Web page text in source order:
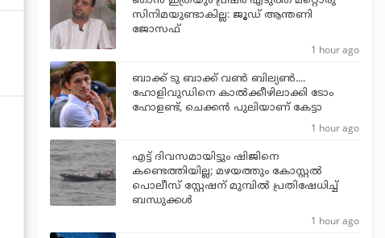
സിനിമയുണ്ടാകില്ല: ജൂഡ് ആന്തണി
ജോസഫ്
1 hour ago
ബാക്ക് ടു ബാക്ക് വണ്‍ ബില്യണ്‍....
ഹോളിവുഡിനെ കാല്‍ക്കീഴിലാക്കി ടോം
ഹോളണ്ട്, ചെക്കന്‍ പുലിയാണ് കേട്ടാ
1 hour ago
എട്ട് ദിവസമായിട്ടും ഷിജിനെ
കണ്ടെത്തിയില്ല; മഴയത്തും കോസ്റ്റല്‍
പൊലീസ് സ്റ്റേഷന് മുമ്പില്‍ പ്രതിഷേധിച്ച്
ബന്ധുക്കള്‍
1 hour ago